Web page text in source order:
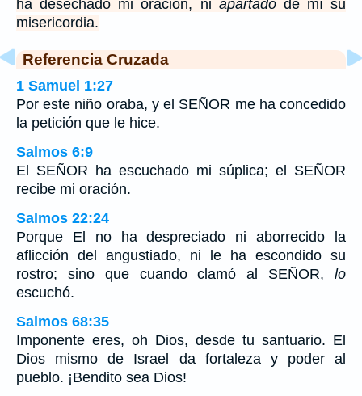
ha desechado mi oración, ni apartadode mí su
misericordia.
Referencia Cruzada
1 Samuel 1:27
Por este niño oraba, y el SEÑOR me ha concedido
la petición que le hice.
Salmos 6:9
El SEÑOR ha escuchado mi súplica; el SEÑOR
recibe mi oración.
Salmos 22:24
Porque El no ha despreciado ni aborrecido la
aflicción del angustiado, ni le ha escondido su
rostro; sino que cuando clamó al SEÑOR, lo
escuchó.
Salmos 68:35
Imponente eres, oh Dios, desde tu santuario. El
Dios mismo de Israel da fortaleza y poder al
pueblo. ¡Bendito sea Dios!